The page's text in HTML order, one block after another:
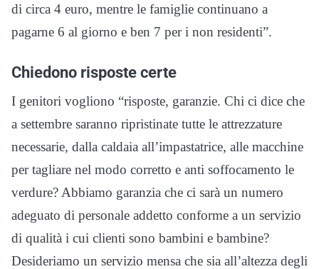
di circa 4 euro, mentre le famiglie continuano a
pagarne 6 al giorno e ben 7 per i non residenti”.
Chiedono risposte certe
I genitori vogliono “risposte, garanzie. Chi ci dice che
a settembre saranno ripristinate tutte le attrezzature
necessarie, dalla caldaia all’impastatrice, alle macchine
per tagliare nel modo corretto e anti soffocamento le
verdure? Abbiamo garanzia che ci sarà un numero
adeguato di personale addetto conforme a un servizio
di qualità i cui clienti sono bambini e bambine?
Desideriamo un servizio mensa che sia all’altezza degli